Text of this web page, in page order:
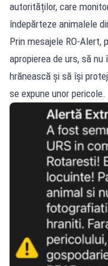
autorităților, care
îndepărteze animalele
Prin mesajele RO-
apropierea de urs, să
hrănească și să își
se expune unor pericole.